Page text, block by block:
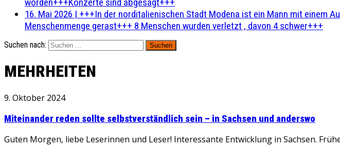
16. Mai 2026 | +++In der norditalienischen Stadt Modena ist ein Mann mit einem
Menschenmenge gerast+++ 8 Menschen wurden verletzt , davon 4 schwer+++
Suchen nach:
MEHRHEITEN
9. Oktober 2024
Miteinander reden sollte selbstverständlich sein – in Sachsen und anderswo
Guten Morgen, liebe Leserinnen und Leser! Interessante Entwicklung in Sachsen.